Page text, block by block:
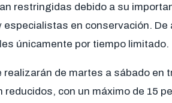
restringidas debido a su
especialistas en conservación.
únicamente por tiempo limitado.
realizarán de martes a sábado en
reducidos, con un máximo de 15